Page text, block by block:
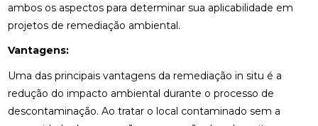
ambos os aspectos para determinar sua aplicabilidade em
projetos de remediação ambiental.
Vantagens:
Uma das principais vantagens da remediação in situ é a
redução do impacto ambiental durante o processo de
descontaminação. Ao tratar o local contaminado sem a